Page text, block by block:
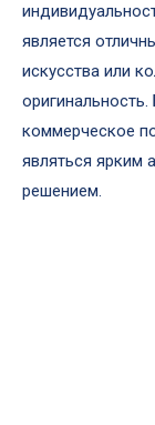
является
искусства или
коммерческое
являться ярким
решением.